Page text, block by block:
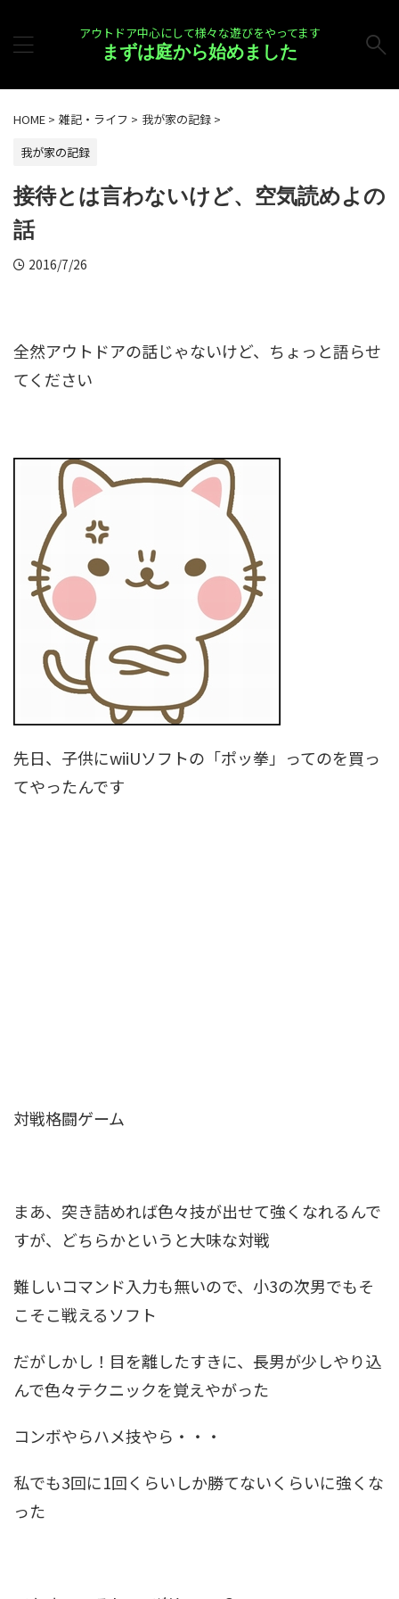
アウトドア中心にして様々な遊びをやってます
まずは庭から始めました
HOME > 雑記・ライフ > 我が家の記録 >
我が家の記録
接待とは言わないけど、空気読めよの
話
2016/7/26
全然アウトドアの話じゃないけど、ちょっと語らせ
てください
先日、子供にwiiUソフトの「ポッ拳」ってのを買っ
てやったんです
対戦格闘ゲーム
まあ、突き詰めれば色々技が出せて強くなれるんで
すが、どちらかというと大味な対戦
難しいコマンド入力も無いので、小3の次男でもそ
こそこ戦えるソフト
だがしかし！目を離したすきに、長男が少しやり込
んで色々テクニックを覚えやがった
コンボやらハメ技やら・・・
私でも3回に1回くらいしか勝てないくらいに強くな
った